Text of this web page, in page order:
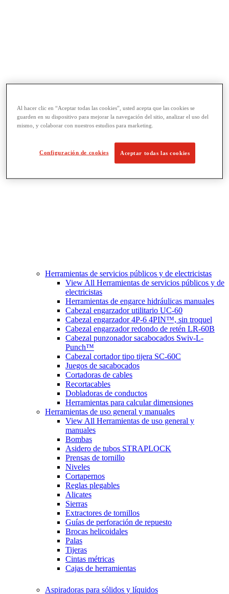
View All Llaves y herramientas para tubos
Llaves
Curvado y conformado
Corte y preparación de tubos
Herramientas de servicios públicos y de electricistas
View All Herramientas de servicios públicos y de
electricistas
Herramientas de engarce hidráulicas manuales
Cabezal engarzador utilitario UC-60
Cabezal engarzador 4P-6 4PIN™, sin troquel
Cabezal engarzador redondo de retén LR-60B
Cabezal punzonador sacabocados Swiv-L-
Punch™
Cabezal cortador tipo tijera SC-60C
Juegos de sacabocados
Cortadoras de cables
Recortacables
Dobladoras de conductos
Herramientas para calcular dimensiones
Herramientas de uso general y manuales
View All Herramientas de uso general y
manuales
Bombas
Asidero de tubos STRAPLOCK
Prensas de tornillo
Niveles
Cortapernos
Reglas plegables
Alicates
Sierras
Extractores de tornillos
Guías de perforación de repuesto
Brocas helicoidales
Palas
Tijeras
Cintas métricas
Cajas de herramientas
Aspiradoras para sólidos y líquidos
Al hacer clic en “Aceptar todas las cookies”, usted acepta que las cookies se
guarden en su dispositivo para mejorar la navegación del sitio, analizar el uso del
mismo, y colaborar con nuestros estudios para marketing.
Configuración de cookies Aceptar todas las cookies